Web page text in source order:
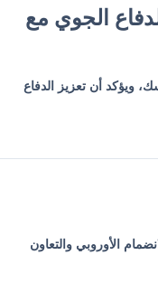
الجوي مع
ويؤكد أن تعزيز الدفاع
الأوروبي والتعاون